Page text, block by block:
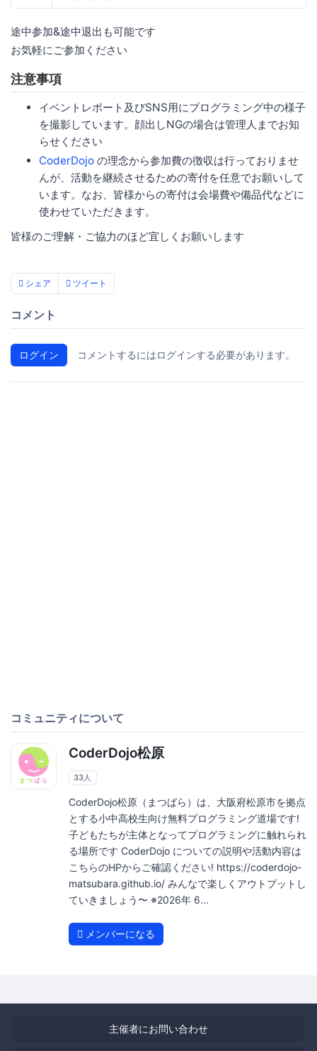
途中参加&途中退出も可能です
お気軽にご参加ください
注意事項
イベントレポート及びSNS用にプログラミング中の様子
を撮影しています。顔出しNGの場合は管理人までお知
らせください
CoderDojo の理念から参加費の徴収は行っておりませ
んが、活動を継続させるための寄付を任意でお願いして
います。なお、皆様からの寄付は会場費や備品代などに
使わせていただきます。
皆様のご理解・ご協力のほど宜しくお願いします
シェア ツイート
コメント
ログイン コメントするにはログインする必要があります。
コミュニティについて
CoderDojo松原
33人
CoderDojo松原（まつばら）は、大阪府松原市を拠点
とする小中高校生向け無料プログラミング道場です!
子どもたちが主体となってプログラミングに触れられ
る場所です CoderDojo についての説明や活動内容は
こちらのHPからご確認ください! https://coderdojo-
matsubara.github.io/ みんなで楽しくアウトプットし
ていきましょう〜 ※2026年 6...
メンバーになる
主催者にお問い合わせ